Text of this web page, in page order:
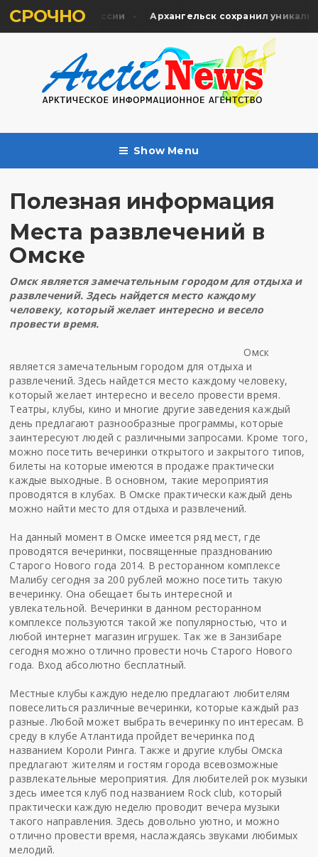
СРОЧНО
миссии Архангельск сохранил
Show Menu
Полезная информация
Места развлечений в
Омске
Омск является замечательным городом для отдыха и
развлечений. Здесь найдется место каждому
человеку, который желает интересно и весело
провести время.
Омск
является замечательным городом для отдыха и
развлечений. Здесь найдется место каждому человеку,
который желает интересно и весело провести время.
Театры, клубы, кино и многие другие заведения каждый
день предлагают разнообразные программы, которые
заинтересуют людей с различными запросами. Кроме того,
можно посетить вечеринки открытого и закрытого типов,
билеты на которые имеются в продаже практически
каждые выходные. В основном, такие мероприятия
проводятся в клубах. В Омске практически каждый день
можно найти место для отдыха и развлечений.
На данный момент в Омске имеется ряд мест, где
проводятся вечеринки, посвященные празднованию
Старого Нового года 2014. В ресторанном комплексе
Малибу сегодня за 200 рублей можно посетить такую
вечеринку. Она обещает быть интересной и
увлекательной. Вечеринки в данном ресторанном
комплексе пользуются такой же популярностью, что и
любой интернет магазин игрушек. Так же в Занзибаре
сегодня можно отлично провести ночь Старого Нового
года. Вход абсолютно бесплатный.
Местные клубы каждую неделю предлагают любителям
повеселиться различные вечеринки, которые каждый раз
разные. Любой может выбрать вечеринку по интересам. В
среду в клубе Атлантида пройдет вечеринка под
названием Короли Ринга. Также и другие клубы Омска
предлагают жителям и гостям города всевозможные
развлекательные мероприятия. Для любителей рок музыки
здесь имеется клуб под названием Rock club, который
практически каждую неделю проводит вечера музыки
такого направления. Здесь довольно уютно, и можно
отлично провести время, наслаждаясь звуками любимых
мелодий.